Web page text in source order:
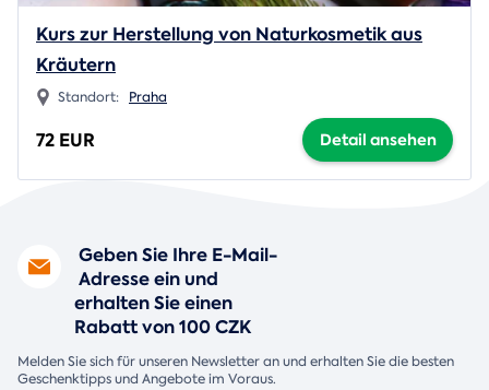
Kurs zur Herstellung von Naturkosmetik aus
Kräutern
Standort: Praha
72 EUR Detail ansehen
Geben Sie Ihre E-Mail-
Adresse ein und
erhalten Sie einen
Rabatt von 100 CZK
Melden Sie sich für unseren Newsletter an und erhalten Sie die besten
Geschenktipps und Angebote im Voraus.